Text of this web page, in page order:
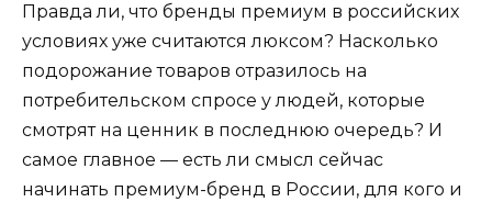
Правда ли, что бренды премиум в российских
условиях уже считаются люксом? Насколько
подорожание товаров отразилось на
потребительском спросе у людей, которые
смотрят на ценник в последнюю очередь? И
самое главное — есть ли смысл сейчас
начинать премиум-бренд в России, для кого и